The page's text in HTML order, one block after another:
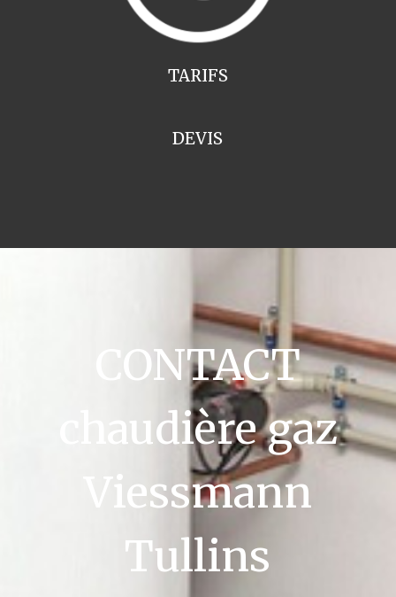
TARIFS
DEVIS
CONTACT
chaudière gaz
Viessmann
Tullins